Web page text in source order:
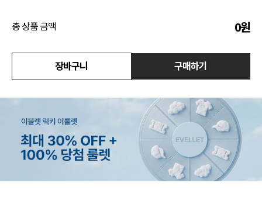
총 상품 금액 0원
장바구니 구매하기